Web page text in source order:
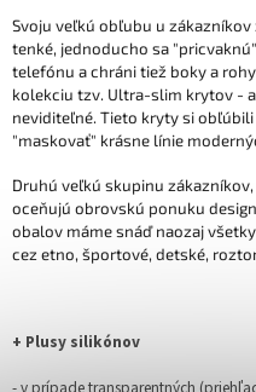
Svoju veľkú obľubu u
tenké, jednoducho sa
telefónu a chráni tiež boky a
kolekciu tzv. Ultra-slim krytov -
neviditeľné. Tieto kryty si
"maskovať" krásne línie
Druhú veľkú skupinu
oceňujú obrovskú ponuku
obalov máme snáď naozaj
cez etno, športové, detské,
+ Plusy silikónov
- v prípade transparentných